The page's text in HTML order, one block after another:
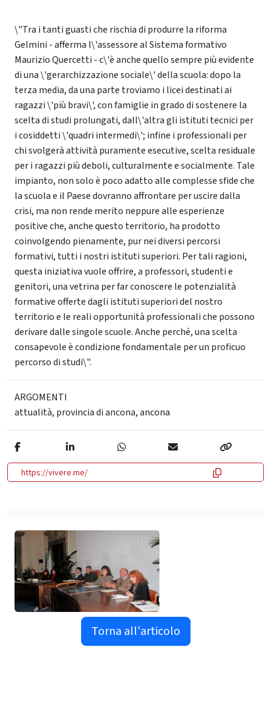
\"Tra i tanti guasti che rischia di produrre la riforma
Gelmini - afferma l\'assessore al Sistema formativo
Maurizio Quercetti - c\'è anche quello sempre più evidente
di una \'gerarchizzazione sociale\' della scuola: dopo la
terza media, da una parte troviamo i licei destinati ai
ragazzi \'più bravi\', con famiglie in grado di sostenere la
scelta di studi prolungati, dall\'altra gli istituti tecnici per
i cosiddetti \'quadri intermedi\'; infine i professionali per
chi svolgerà attività puramente esecutive, scelta residuale
per i ragazzi più deboli, culturalmente e socialmente. Tale
impianto, non solo è poco adatto alle complesse sfide che
la scuola e il Paese dovranno affrontare per uscire dalla
crisi, ma non rende merito neppure alle esperienze
positive che, anche questo territorio, ha prodotto
coinvolgendo pienamente, pur nei diversi percorsi
formativi, tutti i nostri istituti superiori. Per tali ragioni,
questa iniziativa vuole offrire, a professori, studenti e
genitori, una vetrina per far conoscere le potenzialità
formative offerte dagli istituti superiori del nostro
territorio e le reali opportunità professionali che possono
derivare dalle singole scuole. Anche perché, una scelta
consapevole è condizione fondamentale per un proficuo
percorso di studi\".
ARGOMENTI
attualità, provincia di ancona,ancona
https://vivere.me/
Torna all'articolo